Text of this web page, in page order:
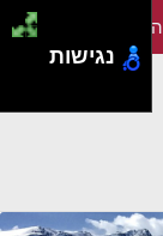
הירשם
נגישות